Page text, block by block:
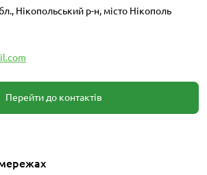
Нікопольський р-н, місто Нікополь
Перейти до контактів